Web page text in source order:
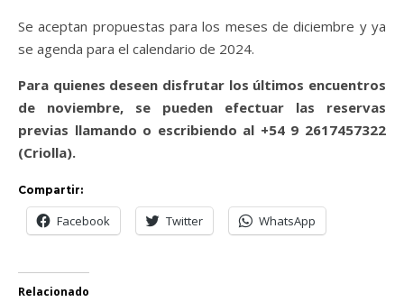
Se aceptan propuestas para los meses de diciembre y ya
se agenda para el calendario de 2024.
Para quienes deseen disfrutar los últimos encuentros
de noviembre, se pueden efectuar las reservas
previas llamando o escribiendo al +54 9 2617457322
(Criolla).
Compartir:
Facebook Twitter WhatsApp
Relacionado